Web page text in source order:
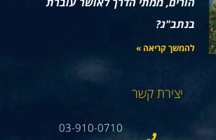
בנתב"ג?
להמשך קריאה »
יצירת קשר
03-910-0710